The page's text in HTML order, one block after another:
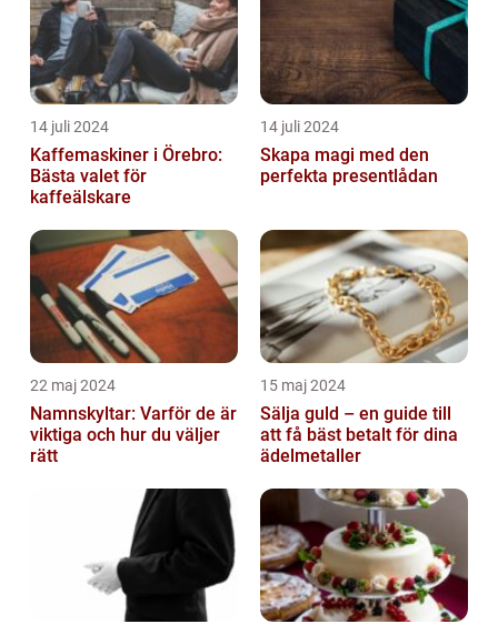
14 juli 2024
Kaffemaskiner i Örebro:
Bästa valet för
kaffeälskare
14 juli 2024
Skapa magi med den
perfekta presentlådan
22 maj 2024
Namnskyltar: Varför de är
viktiga och hur du väljer
rätt
15 maj 2024
Sälja guld – en guide till
att få bäst betalt för dina
ädelmetaller